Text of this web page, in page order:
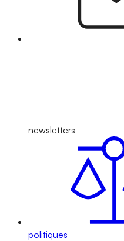
newsletters
politiques